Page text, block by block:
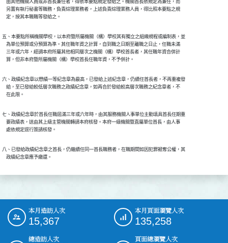
    由其他機關人員或非首長兼任者，得依本要點規定發給之。機關首長依規定為兼任，而
    另置有執行秘書等職務，負責綜理業務者，上述負責綜理業務人員，得比照本要點之規
    定，按其本職職等發給之。
五、本要點所稱機關學校，以本府暨所屬機關（構）學校其有獨立之組織規程或編制表，並
    為單位預算或分預算為準。其任職年資之計算，自到職之日期至離職之日止，任職未滿
    三年或六年，經調本府所屬其他相同層次之機關（構）學校首長者，其任職年資合併計
    算，但非本府暨所屬機關（構）學校首長任職年資，不予併計。
六、政績紀念章以懋績一等紀念章為最高，已發給上述紀念章，仍續任首長者，不再重複發
    給，至已發給較低層次職務之政績紀念章，如再合於發給較高層次職務之紀念章者，不
七、政績紀念章於首長任職屆滿三年或六年時，由其服務機關人事單位主動填具首長任期重
    要政績表，送由其上級主管機關轉請本府核發。本府一級機關暨直屬單位首長，由人事
    處依規定逕行簽請核發。
八、已發給政績紀念章之首長，仍繼續任同一首長職務者，在職期間如因犯罪褫奪公權，其
    政績紀念章應予繳還。
::: 本月造訪人次
15,367
本月頁面瀏覽人次
135,258
總造訪人次
頁面總瀏覽人次